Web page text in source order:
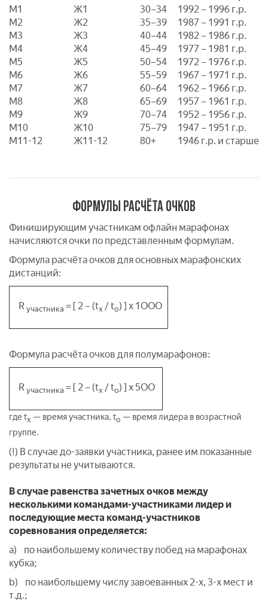
M1
Ж1 30–34
1992 – 1996 г.р.
M2
Ж2 35–39
1987 – 1991 г.р.
M3
Ж3 40–44
1982 – 1986 г.р.
M4
Ж4 45–49
1977 – 1981 г.р.
M5
Ж5 50–54
1972 – 1976 г.р.
M6
Ж6 55–59
1967 – 1971 г.р.
M7
Ж7 60–64
1962 – 1966 г.р.
M8
Ж8 65–69
1957 – 1961 г.р.
M9
Ж9 70–74
1952 – 1956 г.р.
M10
Ж10 75–79
1947 – 1951 г.р.
М11-12
Ж11-12 80+ 1946 г.р. и старше
ФОРМУЛЫ РАСЧЁТА ОЧКОВ
Финиширующим участникам офлайн марафонах
начисляются очки по представленным формулам.
Формула расчёта очков для основных марафонских
дистанций:
Rучастника = [ 2 – (tх / tо) ] x 1ООО
Формула расчёта очков для полумарафонов:
Rучастника = [ 2 – (tх / tо) ] x 5ОО
где tх — время участника, tо — время лидера в возрастной
группе.
(!) В случае до-заявки участника, ранее им показанные
результаты не учитываются.
В случае равенства зачетных очков между
несколькими командами-участниками лидер и
последующие места команд-участников
соревнования определяется:
a) по наибольшему количеству побед на марафонах
кубка;
b) по наибольшему числу завоеванных 2-х, 3-х мест и
т.д.;